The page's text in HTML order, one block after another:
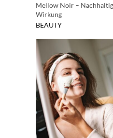
Mellow Noir –
Wirkung
BEAUTY